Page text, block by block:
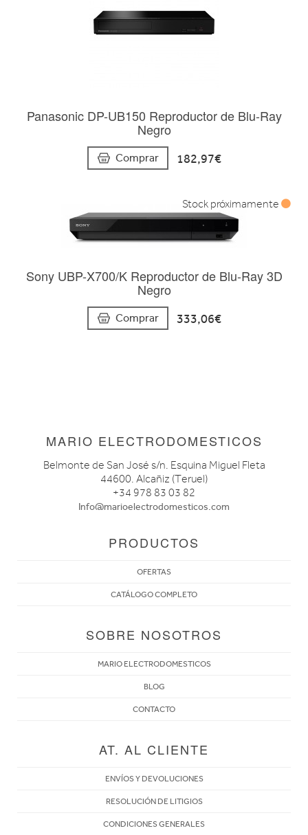
Panasonic DP-UB150 Reproductor de Blu-Ray
Negro
Comprar 182,97€
Sony UBP-X700/K Reproductor de Blu-Ray 3D
Negro
Comprar 333,06€
Stock próximamente
MARIO ELECTRODOMESTICOS
Belmonte de San José s/n. Esquina Miguel Fleta
44600. Alcañiz (Teruel)
+34 978 83 03 82
Info@marioelectrodomesticos.com
PRODUCTOS
OFERTAS
CATÁLOGO COMPLETO
SOBRE NOSOTROS
MARIO ELECTRODOMESTICOS
BLOG
CONTACTO
AT. AL CLIENTE
ENVÍOS Y DEVOLUCIONES
RESOLUCIÓN DE LITIGIOS
CONDICIONES GENERALES